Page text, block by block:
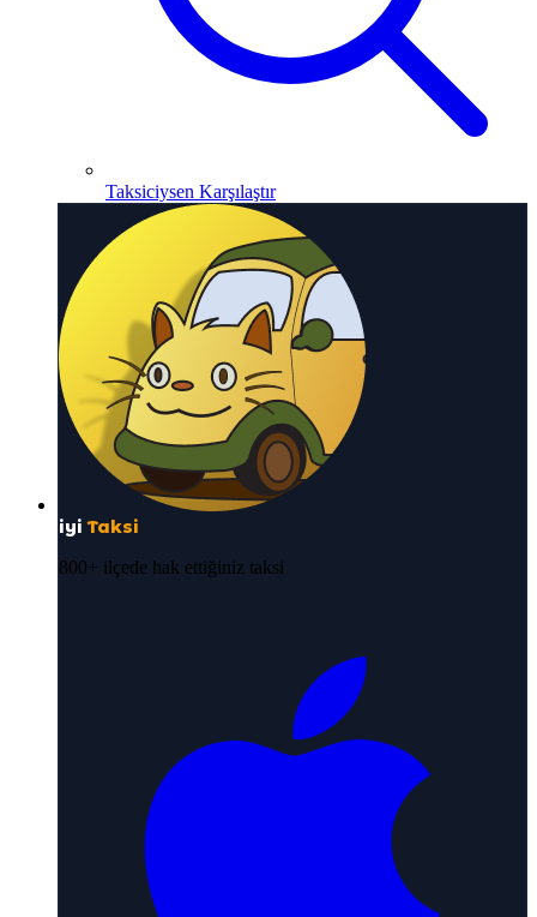
Taksiciysen Karşılaştır
iyi Taksi
800+ ilçede hak ettiğiniz taksi